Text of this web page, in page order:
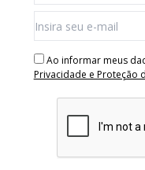
Ao informar meus
Privacidade e Proteção